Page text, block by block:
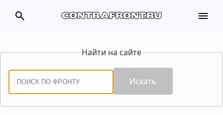
search contrafront.ru menu
Найти на сайте
Искать